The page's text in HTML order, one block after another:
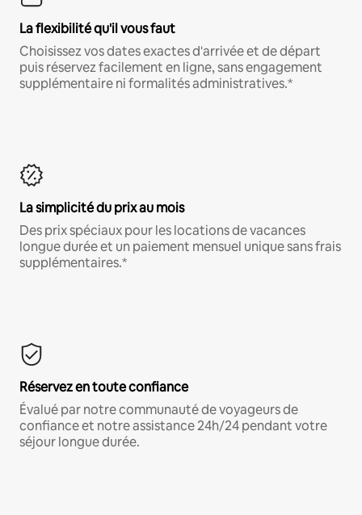
La flexibilité qu'il vous faut
Choisissez vos dates exactes d'arrivée et de départ
puis réservez facilement en ligne, sans engagement
supplémentaire ni formalités administratives.*
La simplicité du prix au mois
Des prix spéciaux pour les locations de vacances
longue durée et un paiement mensuel unique sans frais
supplémentaires.*
Réservez en toute confiance
Évalué par notre communauté de voyageurs de
confiance et notre assistance 24h/24 pendant votre
séjour longue durée.